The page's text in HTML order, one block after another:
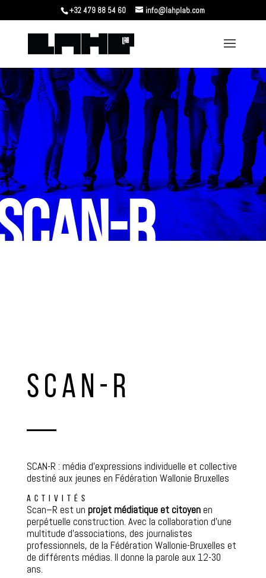
+32 479 88 54 60 info@lahplab.com
R
SCAN-R
SCAN-R : média d’expressions individuelle et collective
destiné aux jeunes en Fédération Wallonie Bruxelles
ACTIVITÉS
Scan–R est un projet médiatique et citoyenen
perpétuelle construction. Avec la collaboration d’une
multitude d’associations, des journalistes
professionnels, de la Fédération Wallonie-Bruxelles et
de différents médias. Il donne la parole aux 12-30
ans.